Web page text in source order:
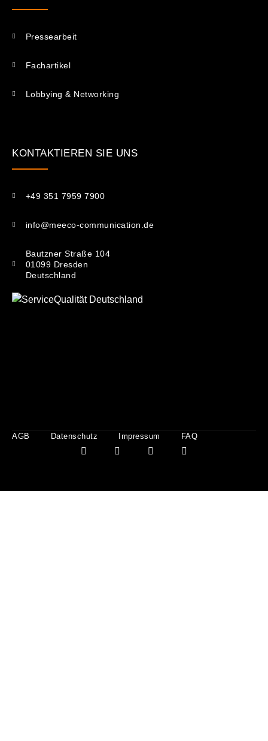
Pressearbeit
Fachartikel
Lobbying & Networking
KONTAKTIEREN SIE UNS​
+49 351 7959 7900
info@meeco-communication.de
Bautzner Straße 104
01099 Dresden
Deutschland
AGB Datenschutz Impressum FAQ